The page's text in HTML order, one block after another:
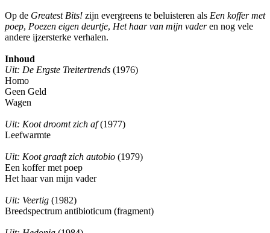
Op de Greatest Bits! zijn evergreens te beluisteren als Een koffer met
poep, Poezen eigen deurtje, Het haar van mijn vaderen nog vele
andere ijzersterke verhalen.
Inhoud
Uit: De Ergste Treitertrends (1976)
Homo
Geen Geld
Wagen
Uit: Koot droomt zich af(1977)
Leefwarmte
Uit: Koot graaft zich autobio (1979)
Een koffer met poep
Het haar van mijn vader
Uit: Veertig (1982)
Breedspectrum antibioticum (fragment)